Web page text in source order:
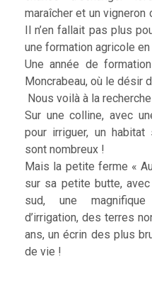
maraîcher et un vigneron
Il n’en fallait pas plus
une formation agricole
Une année de
Moncrabeau, où le désir
Nous voilà à la
Sur une colline, avec
pour irriguer, un
sont nombreux !
Mais la petite ferme «
sur sa petite butte,
sud, une
d’irrigation, des terres
ans, un écrin des plus
de vie !